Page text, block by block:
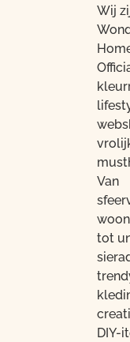
Wij
Van
tot
DIY-